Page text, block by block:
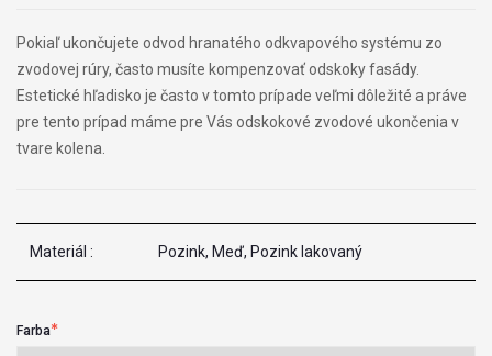
Pokiaľ ukončujete odvod hranatého odkvapového systému zo
zvodovej rúry, často musíte kompenzovať odskoky fasády.
Estetické hľadisko je často v tomto prípade veľmi dôležité a práve
pre tento prípad máme pre Vás odskokové zvodové ukončenia v
tvare kolena.
Materiál : Pozink, Meď, Pozink lakovaný
Farba